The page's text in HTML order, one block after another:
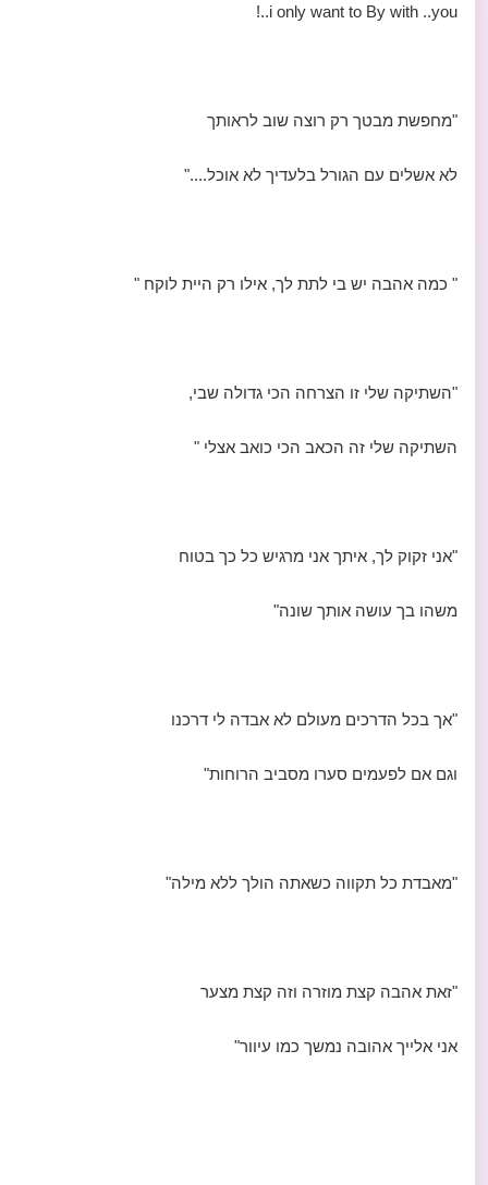
i only want to By with ..you..!
"מחפשת מבטך רק רוצה שוב לראותך
לא אשלים עם הגורל בלעדיך לא אוכל...."
" כמה אהבה יש בי לתת לך, אילו רק היית לוקח "
"השתיקה שלי זו הצרחה הכי גדולה שבי,
השתיקה שלי זה הכאב הכי כואב אצלי "
"אני זקוק לך, איתך אני מרגיש כל כך בטוח
משהו בך עושה אותך שונה"
"אך בכל הדרכים מעולם לא אבדה לי דרכנו
וגם אם לפעמים סערו מסביב הרוחות"
"מאבדת כל תקווה כשאתה הולך ללא מילה"
"זאת אהבה קצת מוזרה וזה קצת מצער
אני אלייך אהובה נמשך כמו עיוור"